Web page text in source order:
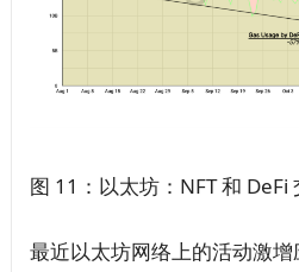
图 11：以太坊：NFT 和 DeFi
最近以太坊网络上的活动激